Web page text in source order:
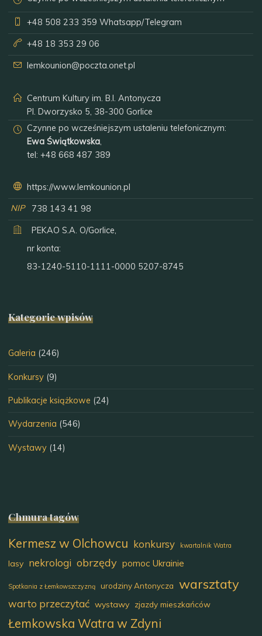
+48 508 233 359 Whatsapp/Telegram
+48 18 353 29 06
lemkounion@poczta.onet.pl
Centrum Kultury im. B.I. Antonycza
Pl. Dworzysko 5, 38-300 Gorlice
Czynne po wcześniejszym ustaleniu telefonicznym:
Ewa Świątkowska,
tel:+48 668 487 389
https://www.lemkounion.pl
NIP
738 143 41 98
PEKAO S.A. O/Gorlice,
nr konta:
83-1240-5110-1111-0000 5207-8745
Kategorie wpisów
Galeria (246)
Konkursy (9)
Publikacje książkowe (24)
Wydarzenia (546)
Wystawy (14)
Chmura tagów
Kermesz w Olchowcu konkursy kwartalnik Watra
lasy nekrologi obrzędy pomoc Ukrainie
Spotkania z Łemkowszczyzną urodziny Antonycza warsztaty
warto przeczytać wystawy zjazdy mieszkańców
Łemkowska Watra w Zdyni